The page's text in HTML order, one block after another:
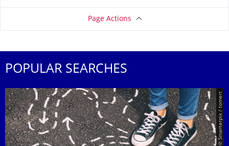
Page Actions
POPULAR SEARCHES
© Smarterpix / tomert